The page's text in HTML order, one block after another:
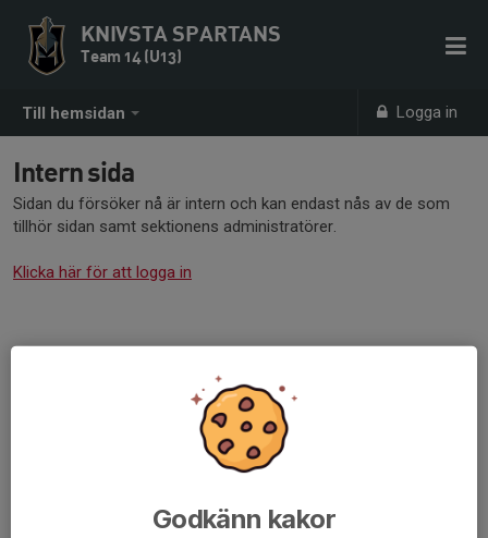
Till hemsidan Logga in
KNIVSTA SPARTANS
Team 14 (U13)
Intern sida
Sidan du försöker nå är intern och kan endast nås av de som
tillhör sidan samt sektionens administratörer.
Klicka här för att logga in
Godkänn kakor